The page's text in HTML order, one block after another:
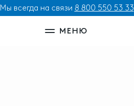
Мы всегда на связи 8 800 550 53 33
МЕНЮ